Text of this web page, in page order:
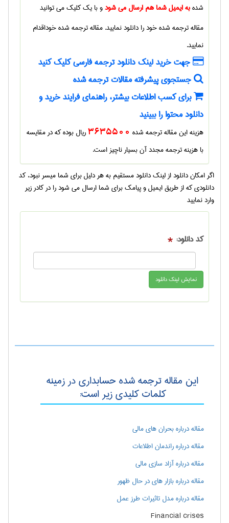
شدهبه ایمیل شما هم ارسال می شودو با یک کلیک می توانید
مقاله ترجمه شدهخود را دانلود نمایید.مقاله ترجمه شدهخوداقدام
نمایید.
جهت خرید لینک دانلود ترجمه فارسی کلیک کنید
جستجوی پیشرفته مقالات ترجمه شده
برای کسب اطلاعات بیشتر، راهنمای فرایند خرید و
دانلود محتوا را ببینید
هزینه این مقاله ترجمه شده 3635500ریال بوده که در مقایسه
با هزینه ترجمه مجدد آن بسیار ناچیز است.
اگر امکان دانلود از لینک دانلود مستقیم به هر دلیل برای شما میسر نبود، کد
دانلودی که از طریق ایمیل و پیامک برای شما ارسال می شود را در کادر زیر
وارد نمایید
کد دانلود: *
این مقاله ترجمه شده حسابداری در زمینه
کلمات کلیدی زیر است:
مقاله درباره بحران های مالی
مقاله درباره راندمان اطلاعات
مقاله درباره آزاد سازی مالی
مقاله درباره بازار های در حال ظهور
مقاله درباره مدل تاثیرات طرز عمل
Financial crises